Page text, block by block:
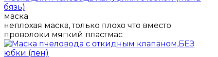
бязь)
маска
неплохая маска, только плохо что вместо
проволоки мягкий пластмас